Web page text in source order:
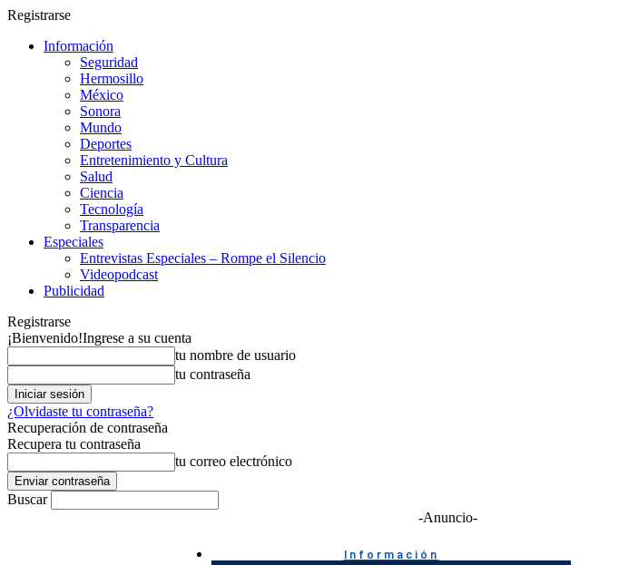
Registrarse
Información
Seguridad
Hermosillo
México
Sonora
Mundo
Deportes
Entretenimiento y Cultura
Salud
Ciencia
Tecnología
Transparencia
Especiales
Entrevistas Especiales – Rompe el Silencio
Videopodcast
Publicidad
Registrarse
¡Bienvenido!Ingrese a su cuenta
tu nombre de usuario
tu contraseña
¿Olvidaste tu contraseña?
Recuperación de contraseña
Recupera tu contraseña
tu correo electrónico
Buscar
-Anuncio-
Información